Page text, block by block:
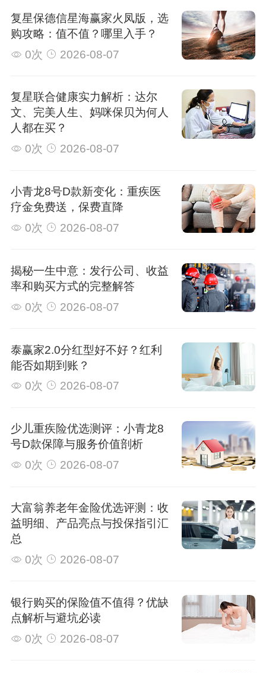
复星保德信星海赢家火凤版，选
购攻略：值不值？哪里入手？
0次
2026-08-07
复星联合健康实力解析：达尔
文、完美人生、妈咪保贝为何人
人都在买？
0次
2026-08-07
小青龙8号D款新变化：重疾医
疗金免费送，保费直降
0次
2026-08-07
揭秘一生中意：发行公司、收益
率和购买方式的完整解答
0次
2026-08-07
泰赢家2.0分红型好不好？红利
能否如期到账？
0次
2026-08-07
少儿重疾险优选测评：小青龙8
号D款保障与服务价值剖析
0次
2026-08-07
大富翁养老年金险优选评测：收
益明细、产品亮点与投保指引汇
总
0次
2026-08-07
银行购买的保险值不值得？优缺
点解析与避坑必读
0次
2026-08-07